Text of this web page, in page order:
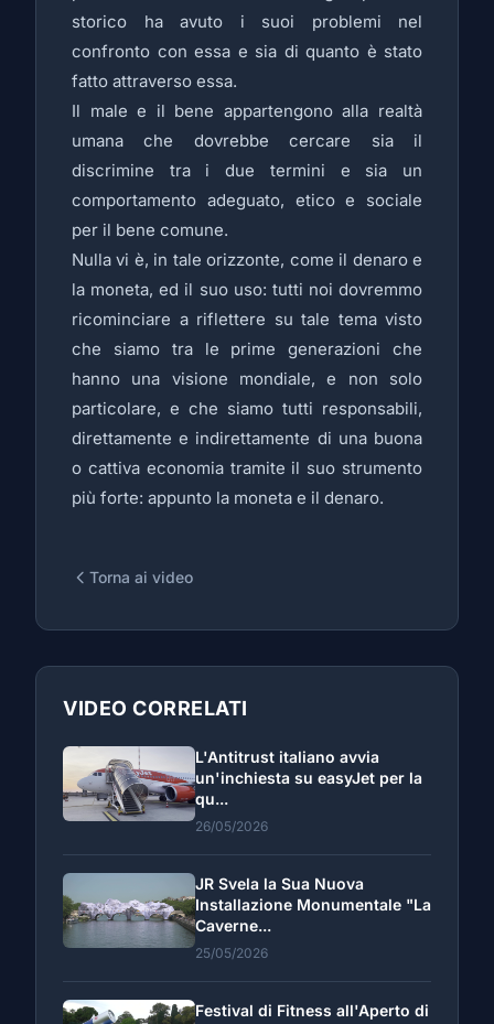
storico ha avuto i suoi problemi nel
confronto con essa e sia di quanto è stato
fatto attraverso essa.
Il male e il bene appartengono alla realtà
umana che dovrebbe cercare sia il
discrimine tra i due termini e sia un
comportamento adeguato, etico e sociale
per il bene comune.
Nulla vi è, in tale orizzonte, come il denaro e
la moneta, ed il suo uso: tutti noi dovremmo
ricominciare a riflettere su tale tema visto
che siamo tra le prime generazioni che
hanno una visione mondiale, e non solo
particolare, e che siamo tutti responsabili,
direttamente e indirettamente di una buona
o cattiva economia tramite il suo strumento
più forte: appunto la moneta e il denaro.
Torna ai video
VIDEO CORRELATI
L'Antitrust italiano avvia
un'inchiesta su easyJet per la
qu...
26/05/2026
JR Svela la Sua Nuova
Installazione Monumentale "La
Caverne...
25/05/2026
Festival di Fitness all'Aperto di